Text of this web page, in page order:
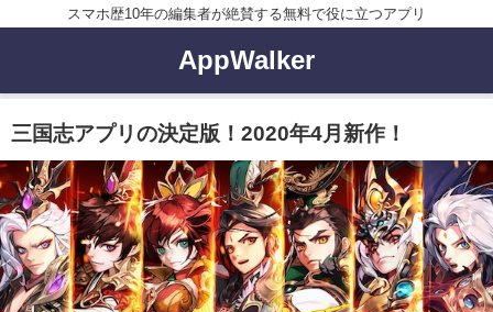
スマホ歴10年の編集者が絶賛する無料で役に立つアプリ
AppWalker
三国志アプリの決定版！2020年4月新作！